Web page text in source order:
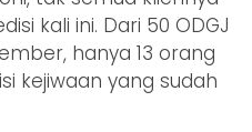
kali ini. Dari 50 ODGJ
hanya 13 orang
kejiwaan yang sudah